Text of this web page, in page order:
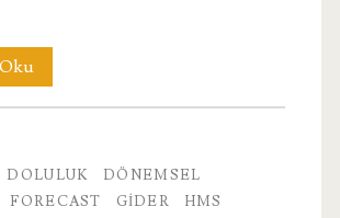
Oku7.
Raporlar
DOLULUK
DÖNEMSEL
FORECAST GIDER
HMS